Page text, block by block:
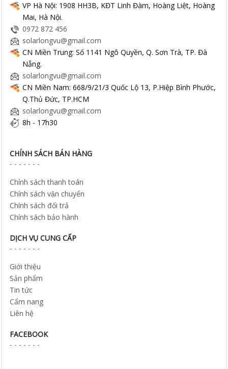
VP Hà Nội: 1908 HH3B, KĐT Linh Đàm, Hoàng Liệt, Hoàng
Mai, Hà Nội.
0972 872 456
solarlongvu@gmail.com
CN Miền Trung: Số 1141 Ngô Quyền, Q. Sơn Trà, TP. Đà
Nẵng.
solarlongvu@gmail.com
CN Miền Nam: 668/9/21/3 Quốc Lộ 13, P.Hiệp Bình Phước,
Q.Thủ Đức, TP.HCM
solarlongvu@gmail.com
8h - 17h30
CHÍNH SÁCH BÁN HÀNG
Chính sách thanh toán
Chính sách vận chuyển
Chính sách đổi trả
Chính sách bảo hành
DỊCH VỤ CUNG CẤP
Giới thiệu
Sản phẩm
Tin tức
Cẩm nang
Liên hệ
FACEBOOK